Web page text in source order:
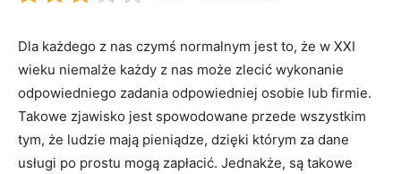
Dla każdego z nas czymś normalnym jest to, że w XXI
wieku niemalże każdy z nas może zlecić wykonanie
odpowiedniego zadania odpowiedniej osobie lub firmie.
Takowe zjawisko jest spowodowane przede wszystkim
tym, że ludzie mają pieniądze, dzięki którym za dane
usługi po prostu mogą zapłacić. Jednakże, są takowe